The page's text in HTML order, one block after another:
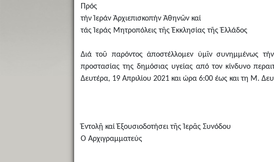
Πρός
τήν Ἱεράν Ἀρχιεπισκοπήν Ἀθηνῶν καί
τάς Ἱεράς Μητροπόλεις τῆς Ἐκκλησίας τῆς Ἑλλάδος
Διά τοῦ παρόντος ἀποστέλλομεν ὑμῖν συνημμένως
προστασίας της δημόσιας υγείας από τον κίνδυνο
Δευτέρα, 19 Απριλίου 2021 και ώρα 6:00 έως και τη M.
Ἐντολῇ καί Ἐξουσιοδοτήσει τῆς Ἱερᾶς Συνόδου
Ὁ Ἀρχιγραμματεύς